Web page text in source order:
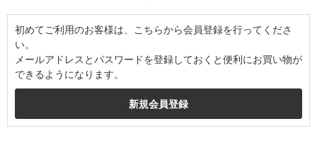
初めてご利用のお客様は、こちらから会員登録を行ってくださ
い。
メールアドレスとパスワードを登録しておくと便利にお買い物が
できるようになります。